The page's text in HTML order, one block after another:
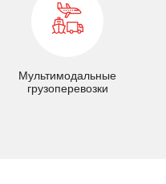
Мультимодальные
грузоперевозки